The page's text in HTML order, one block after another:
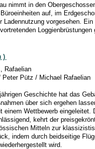
nimmt in den
auf, im
Ladennutzung vorgesehen.
Loggienbrüstungen
Rafaelian
Peter Pütz / Michael Rafaelian
Geschichte hat das
über sich ergehen
einem Wettbewerb eingeleitet.
kehrt der
Mitteln zur
indem durch beidseitige
wird.